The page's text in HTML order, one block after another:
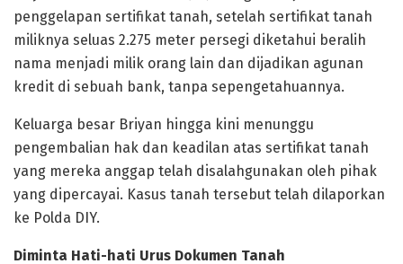
penggelapan sertifikat tanah, setelah sertifikat tanah
miliknya seluas 2.275 meter persegi diketahui beralih
nama menjadi milik orang lain dan dijadikan agunan
kredit di sebuah bank, tanpa sepengetahuannya.
Keluarga besar Briyan hingga kini menunggu
pengembalian hak dan keadilan atas sertifikat tanah
yang mereka anggap telah disalahgunakan oleh pihak
yang dipercayai. Kasus tanah tersebut telah dilaporkan
ke Polda DIY.
Diminta Hati-hati Urus Dokumen Tanah